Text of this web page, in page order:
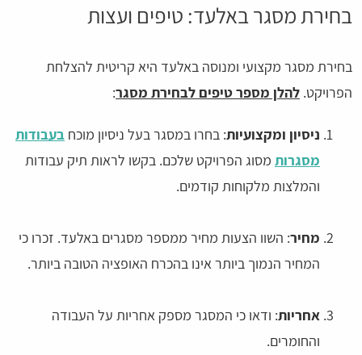
בחירת מסגר באלעד: טיפים ועצות
בחירת מסגר מקצועי ומנוסה באלעד היא קריטית להצלחת
הפרויקט. להלן מספר טיפים לבחירת מסגר:
ניסיון ומקצועיות: בחרו במסגר בעל ניסיון מוכח בעבודות
מסגרות מסוג הפרויקט שלכם. בקשו לראות תיק עבודות
והמלצות מלקוחות קודמים.
מחיר: השוו הצעות מחיר ממספר מסגרים באלעד. זכרו כי
המחיר הנמוך ביותר אינו בהכרח האופציה הטובה ביותר.
אחריות: ודאו כי המסגר מספק אחריות על העבודה
והחומרים.